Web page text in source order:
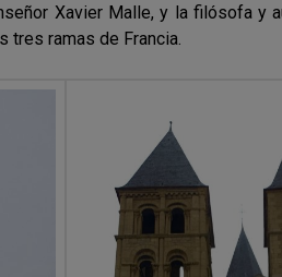
Xavier Malle, y la filósofa y
ramas de Francia.